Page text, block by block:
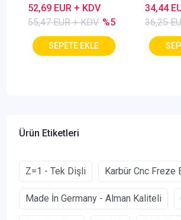
55,47 EUR + KDV %5
52,69 EUR + KDV
36,25
34,44
Ürün Etiketleri
Z=1 - Tek Dişli Karbür Cnc Freze
Made İn Germany - Alman Kaliteli